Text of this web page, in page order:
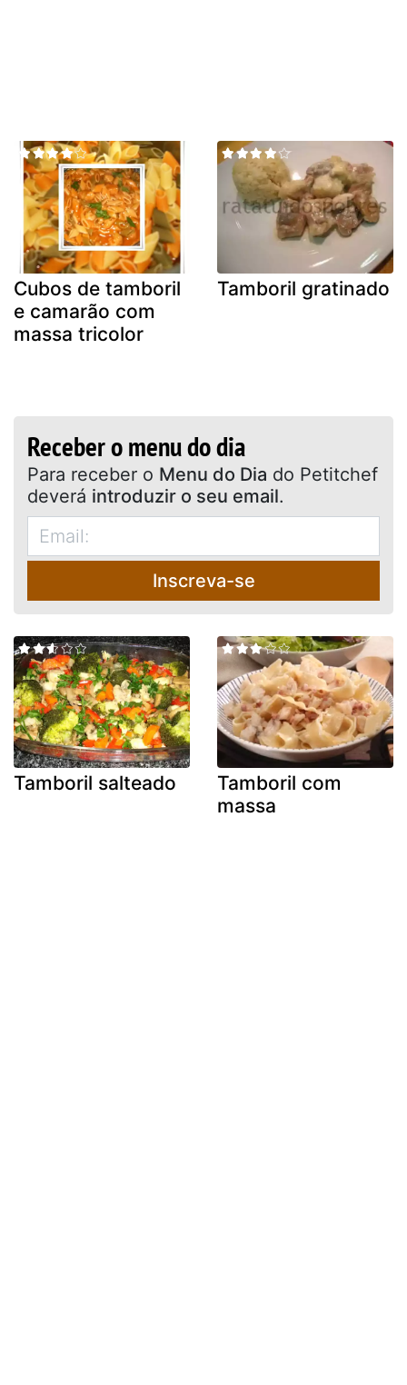
Cubos de tamboril
e camarão com
massa tricolor
Tamboril gratinado
Receber o menu do dia
Para receber o Menu do Dia do Petitchef
deverá introduzir o seu email.
Inscreva-se
Tamboril salteado
Tamboril com
massa